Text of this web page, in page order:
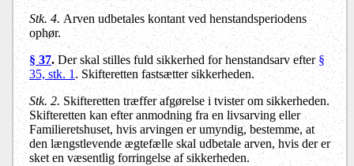
Stk. 4. Arven udbetales kontant ved henstandsperiodens
ophør.
§ 37.Der skal stilles fuld sikkerhed for henstandsarv efter§
35, stk. 1. Skifteretten fastsætter sikkerheden.
Stk. 2. Skifteretten træffer afgørelse i tvister om sikkerheden.
Skifteretten kan efter anmodning fra en livsarving eller
Familieretshuset, hvis arvingen er umyndig, bestemme, at
den længstlevende ægtefælle skal udbetale arven, hvis der er
sket en væsentlig forringelse af sikkerheden.